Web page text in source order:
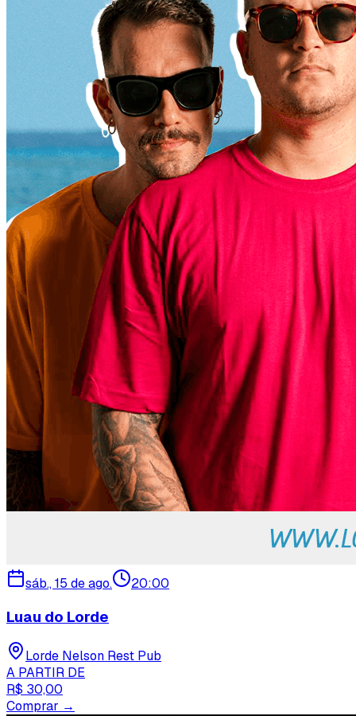
sáb., 15 de ago. 20:00
Luau do Lorde
Lorde Nelson Rest Pub
A PARTIR DE
R$ 30,00
Comprar →